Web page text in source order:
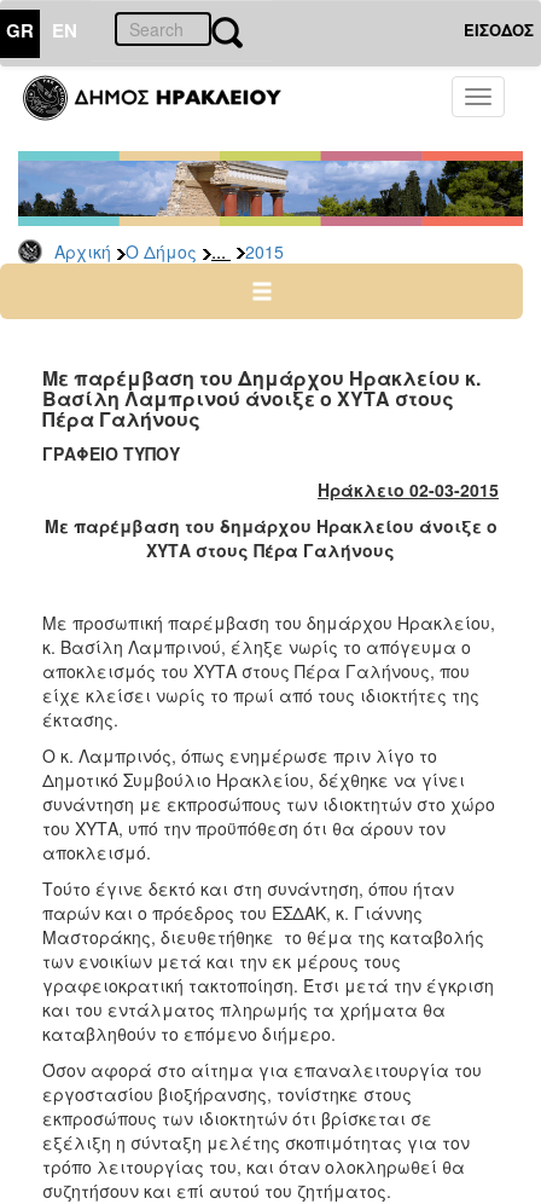
GR EN ΕΙΣΟΔΟΣ
Toggle
Αρχική Ο Δήμος ... 2015
ΔΗΜΟΣ
Δελτία
Τύπου
Αρχείο
2026
2024
2022
2021
2018
2016
2015
2013
2012
2011
2010
2006
ΤΟΠΟΣ
ΠΟΛΙΤΙΣΜΟΣ
ΑΝΘΕΚΤΙΚΗ
ΠΟΛΗ
Με παρέμβαση του Δημάρχου Ηρακλείου κ.
Βασίλη Λαμπρινού άνοιξε ο ΧΥΤΑ στους
Πέρα Γαλήνους
ΓΡΑΦΕΙΟ ΤΥΠΟΥ
Ηράκλειο 02-03-2015
Με παρέμβαση του δημάρχου Ηρακλείου άνοιξε ο
ΧΥΤΑ στους Πέρα Γαλήνους
Με προσωπική παρέμβαση του δημάρχου Ηρακλείου,
κ. Βασίλη Λαμπρινού, έληξε νωρίς το απόγευμα ο
αποκλεισμός του ΧΥΤΑ στους Πέρα Γαλήνους, που
είχε κλείσει νωρίς το πρωί από τους ιδιοκτήτες της
έκτασης.
Ο κ. Λαμπρινός, όπως ενημέρωσε πριν λίγο το
Δημοτικό Συμβούλιο Ηρακλείου, δέχθηκε να γίνει
συνάντηση με εκπροσώπους των ιδιοκτητών στο χώρο
του ΧΥΤΑ, υπό την προϋπόθεση ότι θα άρουν τον
αποκλεισμό.
Τούτο έγινε δεκτό και στη συνάντηση, όπου ήταν
παρών και ο πρόεδρος του ΕΣΔΑΚ, κ. Γιάννης
Μαστοράκης, διευθετήθηκε το θέμα της καταβολής
των ενοικίων μετά και την εκ μέρους τους
γραφειοκρατική τακτοποίηση. Έτσι μετά την έγκριση
και του εντάλματος πληρωμής τα χρήματα θα
καταβληθούν το επόμενο διήμερο.
Όσον αφορά στο αίτημα για επαναλειτουργία του
εργοστασίου βιοξήρανσης, τονίστηκε στους
εκπροσώπους των ιδιοκτητών ότι βρίσκεται σε
εξέλιξη η σύνταξη μελέτης σκοπιμότητας για τον
τρόπο λειτουργίας του, και όταν ολοκληρωθεί θα
συζητήσουν και επί αυτού του ζητήματος.